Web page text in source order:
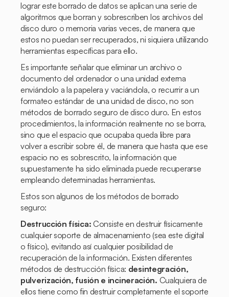
lograr este borrado de datos se aplican una serie de
algoritmos que borran y sobrescriben los archivos del
disco duro o memoria varias veces, de manera que
estos no puedan ser recuperados, ni siquiera utilizando
herramientas específicas para ello.
Es importante señalar que eliminar un archivo o
documento del ordenador o una unidad externa
enviándolo a la papelera y vaciándola, o recurrir a un
formateo estándar de una unidad de disco, no son
métodos de borrado seguro de disco duro. En estos
procedimientos, la información realmente no se borra,
sino que el espacio que ocupaba queda libre para
volver a escribir sobre él, de manera que hasta que ese
espacio no es sobrescrito, la información que
supuestamente ha sido eliminada puede recuperarse
empleando determinadas herramientas.
Estos son algunos de los métodos de borrado
seguro:
Destrucción física: Consiste en destruir físicamente
cualquier soporte de almacenamiento (sea este digital
o físico), evitando así cualquier posibilidad de
recuperación de la información. Existen diferentes
métodos de destrucción física: desintegración,
pulverización, fusión e incineración. Cualquiera de
ellos tiene como fin destruir completamente el soporte